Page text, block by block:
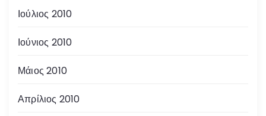
Ιούλιος 2010
Ιούνιος 2010
Μάιος 2010
Απρίλιος 2010